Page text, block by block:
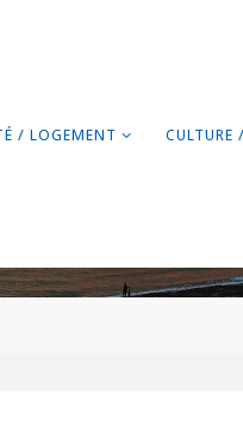
/ LOGEMENT